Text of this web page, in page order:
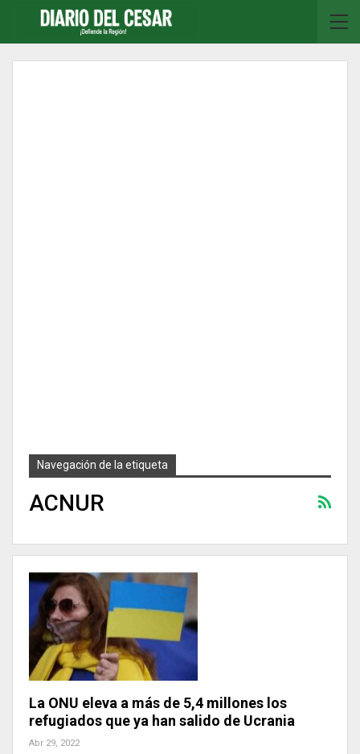
Navegación de la etiqueta
ACNUR
La ONU eleva a más de 5,4 millones los
refugiados que ya han salido de Ucrania
Abr 29, 2022